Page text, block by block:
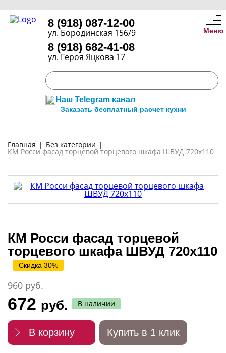
8 (918) 087-12-00
ул. Бородинская 156/9
8 (918) 682-41-08
ул. Героя Яцкова 17
Наш Telegram канал
Заказать бесплатный расчет кухни
Меню
Главная | Без категории |
КМ Росси фасад торцевой торцевого шкафа ШВУД 720х110
КМ Росси фасад торцевой
торцевого шкафа ШВУД 720х110
Скидка 30%
960 руб.
672 руб. В наличии
В корзину Купить в 1 клик